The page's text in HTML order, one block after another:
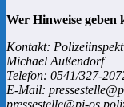
Wer Hinweise geben
Kontakt:
Michael Außendorf
Telefon: 0541/327-
E-Mail:
pressestelle@pi-